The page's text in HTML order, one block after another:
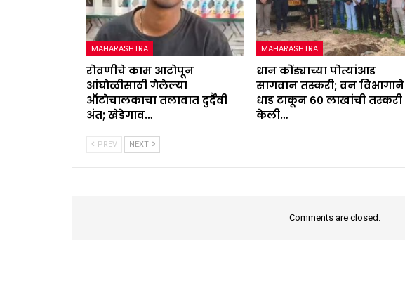
MAHARASHTRA
रोवणीचे काम आटोपून
आंघोळीसाठी गेलेल्या
ऑटोचालकाचा तलावात दुर्दैवी
अंत; खेडेगाव…
MAHARASHTRA
धान कोंड्याच्या पोत्यांआड
सागवान तस्करी; वन विभागाने
धाड टाकून ६० लाखांची तस्करी
केली…
PREV NEXT
Comments are closed.